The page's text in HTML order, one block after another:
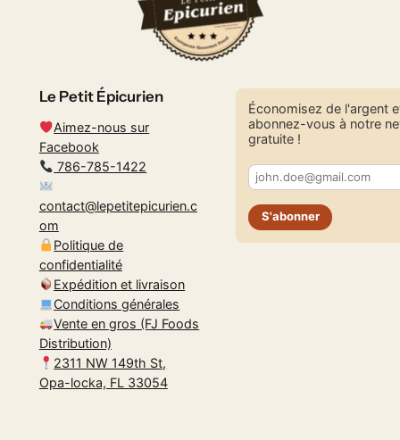
Le Petit Épicurien
Aimez-nous sur
Facebook
786-785-1422
contact@lepetitepicurien.c
om
Politique de
confidentialité
Expédition et livraison
Conditions générales
Vente en gros (FJ Foods
Distribution)
2311 NW 149th St,
Opa-locka, FL 33054
Économisez de l'argent
abonnez-vous à notre
gratuite !
S'abonner